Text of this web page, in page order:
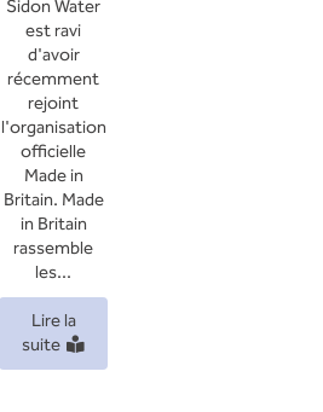
Sidon Water
est ravi
d'avoir
récemment
rejoint
l'organisation
officielle
Made in
Britain. Made
in Britain
rassemble
les...
Lire la
suite